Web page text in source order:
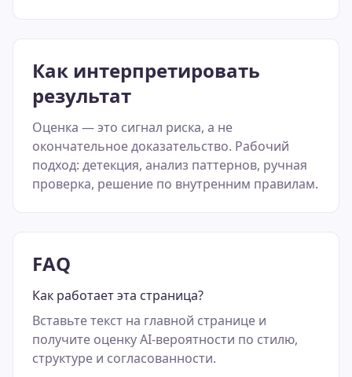
Как интерпретировать
результат
Оценка — это сигнал риска, а не
окончательное доказательство. Рабочий
подход: детекция, анализ паттернов, ручная
проверка, решение по внутренним правилам.
FAQ
Как работает эта страница?
Вставьте текст на главной странице и
получите оценку AI-вероятности по стилю,
структуре и согласованности.